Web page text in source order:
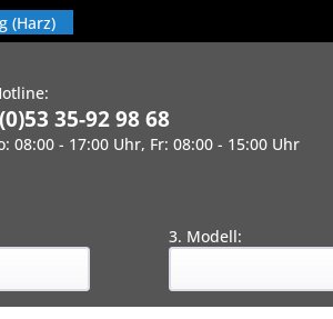
(Harz)
35-92 98 68
08:00 - 17:00 Uhr, Fr: 08:00 - 15:00 Uhr
3. Modell: